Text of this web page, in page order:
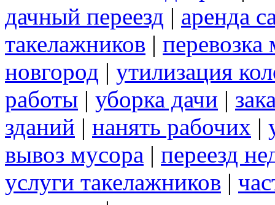
дачный переезд | аренда
такелажников |
новгород | утилизация
работы | уборка дачи |
зданий | нанять рабочих |
вывоз мусора | переезд
услуги такелажников |